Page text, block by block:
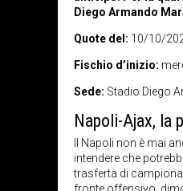
Diego Armando
Quote del: 10/10/
Fischio d’inizio:
Sede: Stadio Diego
Napoli-Ajax, la
Il Napoli non è mai
intendere che
trasferta di
fronte offensivo,